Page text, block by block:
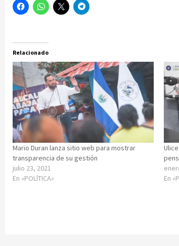
Relacionado
Mario Duran lanza sitio web para mostrar
transparencia de su gestión
julio 23, 2021
En «POLÍTICA»
En